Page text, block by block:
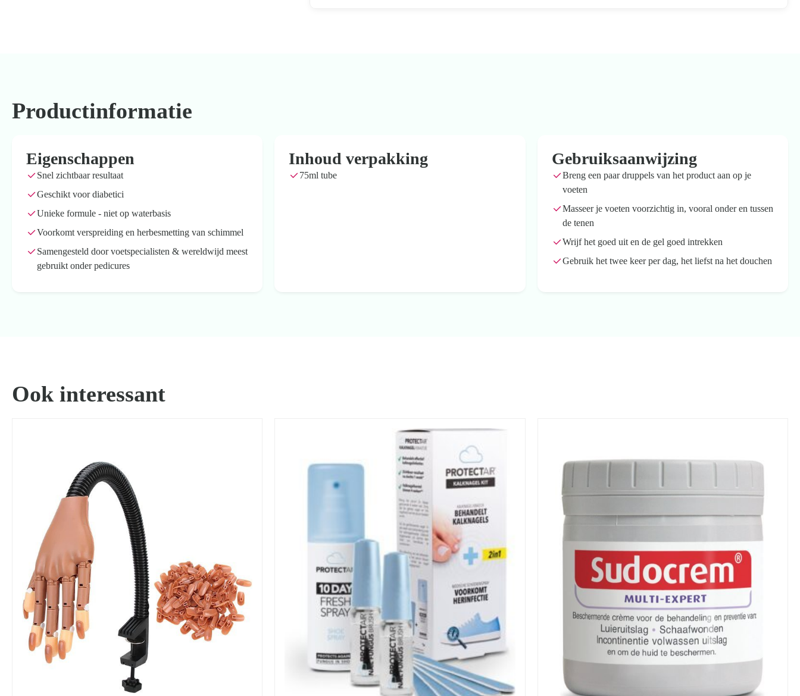
Productinformatie
Eigenschappen
Snel zichtbaar resultaat
Geschikt voor diabetici
Unieke formule - niet op waterbasis
Voorkomt verspreiding en herbesmetting van schimmel
Samengesteld door voetspecialisten & wereldwijd meest
gebruikt onder pedicures
Inhoud verpakking
75ml tube
Gebruiksaanwijzing
Breng een paar druppels van het product aan op je
voeten
Masseer je voeten voorzichtig in, vooral onder en tussen
de tenen
Wrijf het goed uit en de gel goed intrekken
Gebruik het twee keer per dag, het liefst na het douchen
Ook interessant